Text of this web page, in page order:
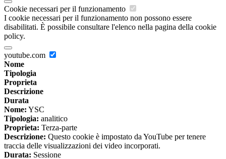
Cookie necessari per il funzionamento
I cookie necessari per il funzionamento non possono essere
disabilitati. È possibile consultare l'elenco nella pagina della cookie
policy.
youtube.com
Nome
Tipologia
Proprieta
Descrizione
Durata
Nome: YSC
Tipologia: analitico
Proprieta: Terza-parte
Descrizione: Questo cookie è impostato da YouTube per tenere
traccia delle visualizzazioni dei video incorporati.
Durata: Sessione